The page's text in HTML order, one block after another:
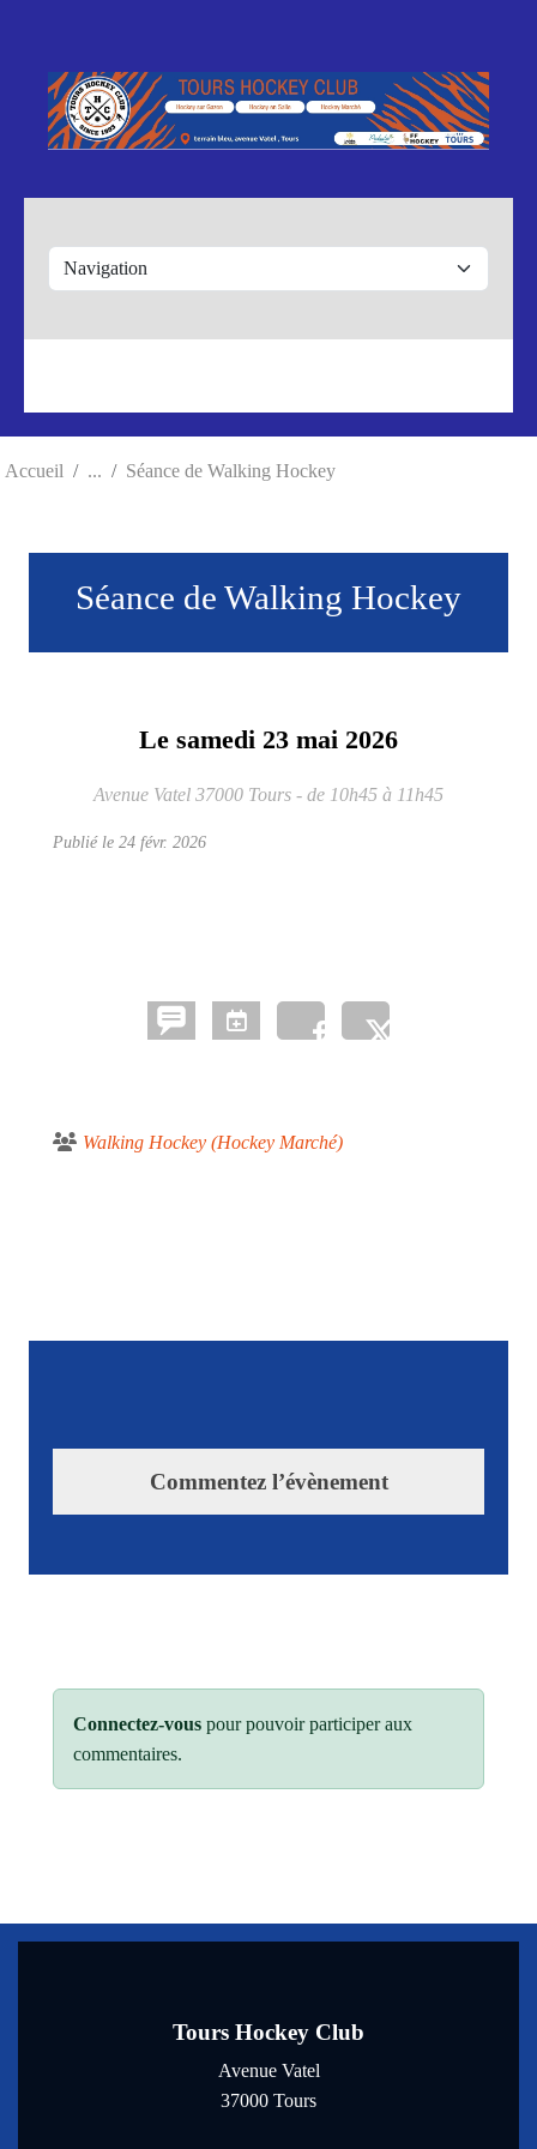
Accueil Séance de Walking Hockey
Séance de Walking Hockey
Le samedi 23 mai 2026
Avenue Vatel 37000 Tours - de 10h45 à 11h45
Publié le 24 févr. 2026
Walking Hockey (Hockey Marché)
Commentez l’évènement
Connectez-vous pour pouvoir participer aux
commentaires.
Tours Hockey Club
Avenue Vatel
37000 Tours